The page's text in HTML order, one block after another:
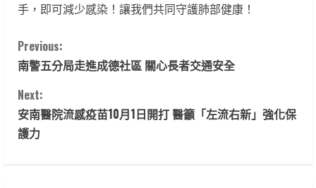
手，即可減少感染！讓我們共同守護肺部健康！
C
o
n
t
Previous:
南警五分局走進成德社區 關心長者交通安全
Next:
安南醫院流感疫苗10月1日開打 醫籲「左流右新」強化保
護力